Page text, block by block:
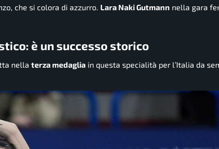
che si colora di azzurro. Lara Naki Gutmann nella gara
è un successo storico
nella terza medaglia in questa specialità per l’Italia da